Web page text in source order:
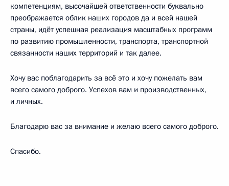
компетенциям, высочайшей ответственности буквально
преображается облик наших городов да и всей нашей
страны, идёт успешная реализация масштабных программ
по развитию промышленности, транспорта, транспортной
связанности наших территорий и так далее.
Хочу вас поблагодарить за всё это и хочу пожелать вам
всего самого доброго. Успехов вам и производственных,
и личных.
Благодарю вас за внимание и желаю всего самого доброго.
Спасибо.